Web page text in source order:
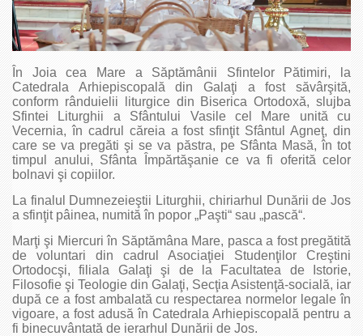
În Joia cea Mare a Săptămânii Sfintelor Pătimiri, la
Catedrala Arhiepiscopală din Galaţi a fost săvârşită,
conform rânduielii liturgice din Biserica Ortodoxă, slujba
Sfintei Liturghii a Sfântului Vasile cel Mare unită cu
Vecernia, în cadrul căreia a fost sfinţit Sfântul Agneţ, din
care se va pregăti şi se va păstra, pe Sfânta Masă, în tot
timpul anului, Sfânta Împărtăşanie ce va fi oferită celor
bolnavi şi copiilor.
La finalul Dumnezeieştii Liturghii, chiriarhul Dunării de Jos
a sfinţit pâinea, numită în popor „Paşti“ sau „pască“.
Marţi şi Miercuri în Săptămâna Mare, pasca a fost pregătită
de voluntari din cadrul Asociaţiei Studenţilor Creştini
Ortodocşi, filiala Galaţi şi de la Facultatea de Istorie,
Filosofie şi Teologie din Galaţi, Secţia Asistenţă-socială, iar
după ce a fost ambalată cu respectarea normelor legale în
vigoare, a fost adusă în Catedrala Arhiepiscopală pentru a
fi binecuvântată de ierarhul Dunării de Jos.